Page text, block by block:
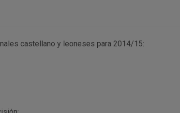
castellano y leoneses para 2014/15: